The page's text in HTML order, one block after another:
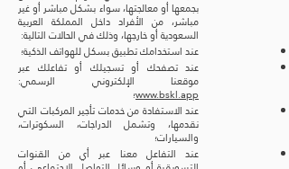
بجمعها أو معالجتها، سواء بشكل مباشر أو غير
مباشر، من الأفراد داخل المملكة العربية
السعودية أو خارجها، وذلك في الحالات التالية:
عند استخدامك تطبيق بسكل للهواتف الذكية؛
عند تصفحك أو تسجيلك أو تفاعلك عبر
موقعنا الإلكتروني الرسمي:
www.bskl.app؛
عند الاستفادة من خدمات تأجير المركبات التي
نقدمها، وتشمل الدراجات، السكوترات،
والسيارات؛
عند التفاعل معنا عبر أي من القنوات